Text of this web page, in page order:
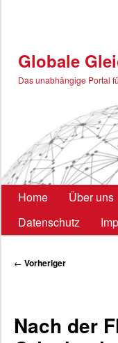
Globale
Das unabhängige Portal
Hauptmenü
Home Über uns
Datenschutz
Beitragsnavigation
← Vorheriger
Nach der